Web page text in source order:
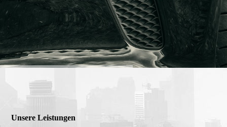
Unsere Leistungen